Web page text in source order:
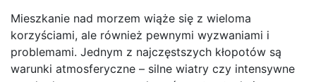
Mieszkanie nad morzem wiąże się z wieloma
korzyściami, ale również pewnymi wyzwaniami i
problemami. Jednym z najczęstszych kłopotów są
warunki atmosferyczne – silne wiatry czy intensywne